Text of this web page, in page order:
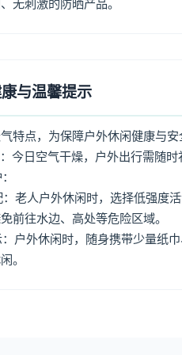
无刺激的防晒产品。
与温馨提示
特点，为保障户外休闲健康与安
今日空气干燥，户外出行需随
老人户外休闲时，选择低强度
前往水边、高处等危险区域。
户外休闲时，随身携带少量纸
。